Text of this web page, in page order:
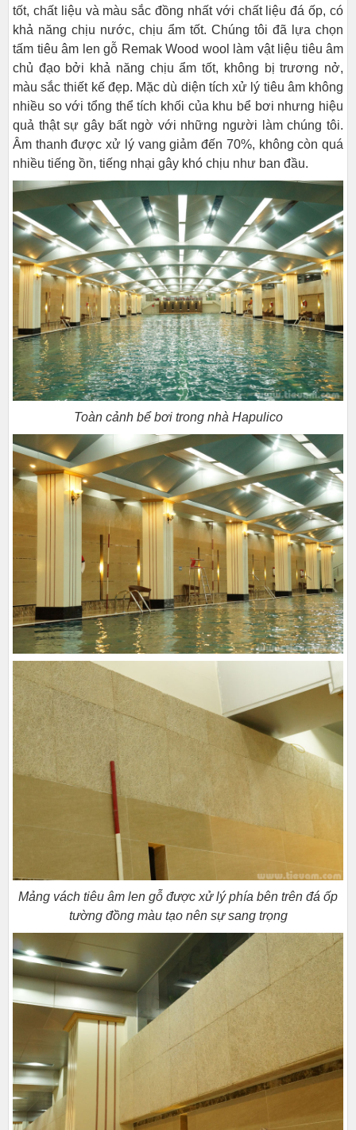
tốt, chất liệu và màu sắc đồng nhất với chất liệu đá ốp, có
khả năng chịu nước, chịu ẩm tốt. Chúng tôi đã lựa chọn
tấm tiêu âm len gỗ Remak Wood wool làm vật liệu tiêu âm
chủ đạo bởi khả năng chịu ẩm tốt, không bị trương nở,
màu sắc thiết kế đẹp. Mặc dù diện tích xử lý tiêu âm không
nhiều so với tổng thể tích khối của khu bể bơi nhưng hiệu
quả thật sự gây bất ngờ với những người làm chúng tôi.
Âm thanh được xử lý vang giảm đến 70%, không còn quá
nhiều tiếng ồn, tiếng nhại gây khó chịu như ban đầu.
Toàn cảnh bể bơi trong nhà Hapulico
Mảng vách tiêu âm len gỗ được xử lý phía bên trên đá ốp
tường đồng màu tạo nên sự sang trọng